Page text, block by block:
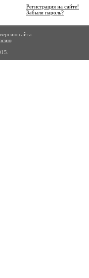
Регистрация на сайте!
Забыли пароль?
сайта.